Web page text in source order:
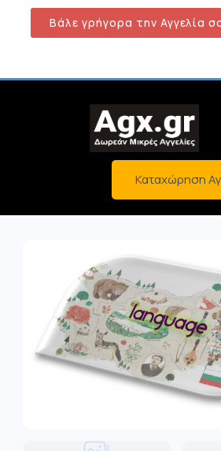
Βάλε γρήγορα την Αγγελία
Καταχώρηση